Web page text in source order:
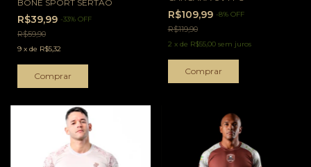
BONÉ SPORT SERTÃO
R$39,99 -33% OFF
R$59,90
9 x de R$5,32
Comprar
R$109,99 -8% OFF
R$119,90
2 x de R$55,00 sem juros
Comprar